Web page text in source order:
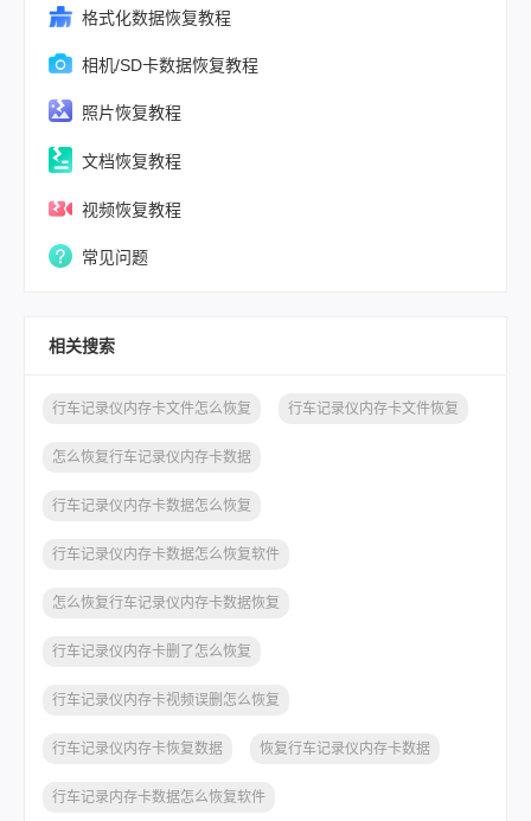
格式化数据恢复教程
相机/SD卡数据恢复教程
照片恢复教程
文档恢复教程
视频恢复教程
常见问题
相关搜索
行车记录仪内存卡文件怎么恢复 行车记录仪内存卡文件恢复
怎么恢复行车记录仪内存卡数据
行车记录仪内存卡数据怎么恢复
行车记录仪内存卡数据怎么恢复软件
怎么恢复行车记录仪内存卡数据恢复
行车记录仪内存卡删了怎么恢复
行车记录仪内存卡视频误删怎么恢复
行车记录仪内存卡恢复数据 恢复行车记录仪内存卡数据
行车记录内存卡数据怎么恢复软件